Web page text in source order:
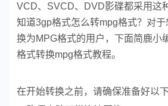
VCD、SVCD、DVD影碟都采用这
知道3gp格式怎么转mpg格式？对
换为MPG格式的用户，下面简鹿小
格式转换mpg格式教程。
在开始转换之前，请确保准备好以下